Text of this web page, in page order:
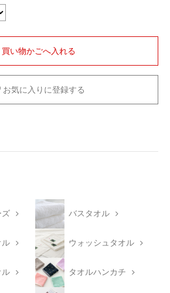
お気に入りに登録する
ズ バスタオル
ル ウォッシュタオル
ル タオルハンカチ